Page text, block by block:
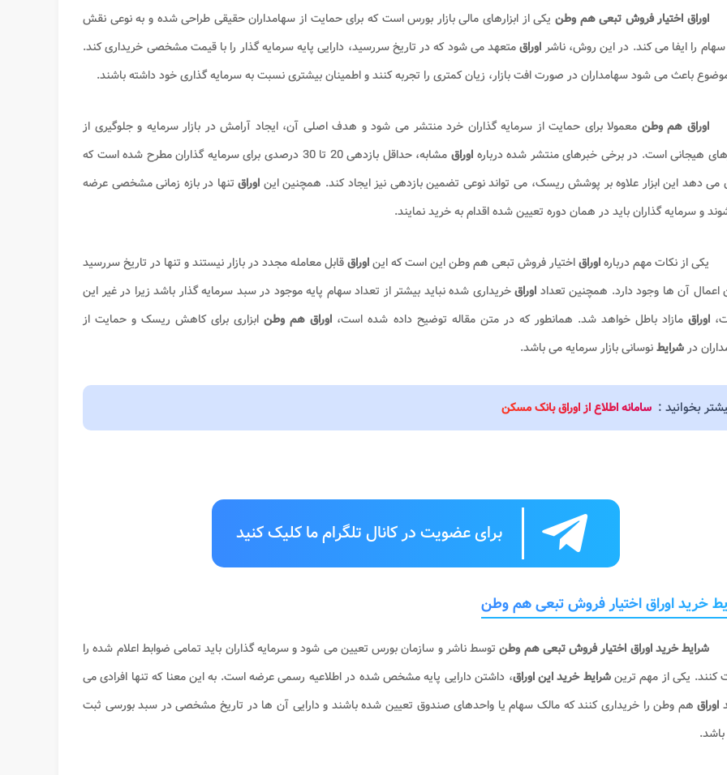
اوراق اختیار فروش تبعی هم وطن یکی از ابزارهای مالی بازار بورس است که برای حمایت از سهامداران حقیقی طراحی شده و به نوعی نقش
سهام را ایفا می کند. در این روش، ناشر اوراقمتعهد می شود که در تاریخ سررسید، دارایی پایه سرمایه گذار را با قیمت مشخصی خریداری کند.
باعث می شود سهامداران در صورت افت بازار، زیان کمتری را تجربه کنند و اطمینان بیشتری نسبت به سرمایه گذاری خود داشته باشند.
اوراق هم وطن معمولا برای حمایت از سرمایه گذاران خرد منتشر می شود و هدف اصلی آن، ایجاد آرامش در بازار سرمایه و جلوگیری از
هیجانی است. در برخی خبرهای منتشر شده دربارهاوراق
مشابه، حداقل بازدهی 20 تا 30 درصدی برای سرمایه گذاران مطرح شده است که
می دهد این ابزار علاوه بر پوشش ریسک، می تواند نوعی تضمین بازدهی نیز ایجاد کند. همچنین این اوراق تنها در بازه زمانی مشخصی عرضه
و سرمایه گذاران باید در همان دوره تعیین شده اقدام به خرید نمایند.
یکی از نکات مهم دربارهاوراقاختیار فروش تبعی هم وطن این است که ایناوراققابل معامله مجدد در بازار نیستند و تنها در تاریخ سررسید
اعمال آن ها وجود دارد. همچنین تعداد اوراقخریداری شده نباید بیشتر از تعداد سهام پایه موجود در سبد سرمایه گذار باشد زیرا در غیر این
اوراقمازاد باطل خواهد شد. همانطور که در متن مقاله توضیح داده شده است، اوراق هم وطنابزاری برای کاهش ریسک و حمایت از
درشرایطنوسانی بازار سرمایه می باشد.
بخوانید : سامانه اطلاع از اوراق بانک مسکن
برای عضویت در کانال تلگرام ما کلیک کنید
خرید اوراق اختیار فروش تبعی هم وطن
شرایط خرید اوراق اختیار فروش تبعی هم وطن توسط ناشر و سازمان بورس تعیین می شود و سرمایه گذاران باید تمامی ضوابط اعلام شده را
کنند. یکی از مهم ترینشرایط خرید این اوراق، داشتن دارایی پایه مشخص شده در اطلاعیه رسمی عرضه است. به این معنا که تنها افرادی می
اوراق هم وطن را خریداری کنند که مالک سهام یا واحدهای صندوق تعیین شده باشند و دارایی آن ها در تاریخ مشخصی در سبد بورسی ثبت